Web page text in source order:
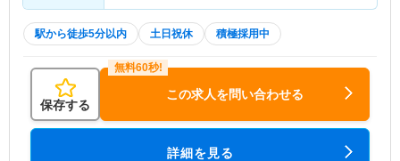
駅から徒歩5分以内 土日祝休 積極採用中
保存する
この求人を問い合わせる
詳細を見る